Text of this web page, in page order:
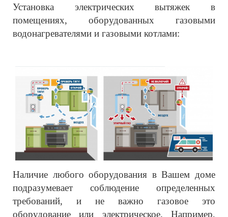
Установка электрических вытяжек в
помещениях, оборудованных газовыми
водонагревателями и газовыми котлами:
Наличие любого оборудования в Вашем доме
подразумевает соблюдение определенных
требований, и не важно газовое это
оборудование или электрическое. Например,